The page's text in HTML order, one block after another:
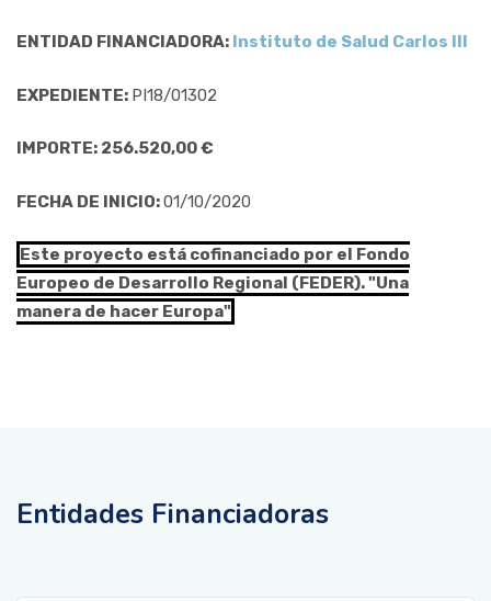
ENTIDAD FINANCIADORA: Instituto de Salud Carlos III
EXPEDIENTE: PI18/01302
IMPORTE: 256.520,00 €
FECHA DE INICIO:01/10/2020
Este proyecto está cofinanciado por el Fondo
Europeo de Desarrollo Regional (FEDER). "Una
manera de hacer Europa"
Entidades Financiadoras